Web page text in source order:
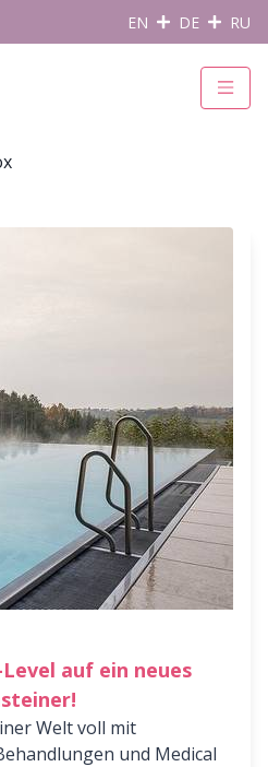
EN DE RU
auf ein neues
Welt voll mit
und Medical